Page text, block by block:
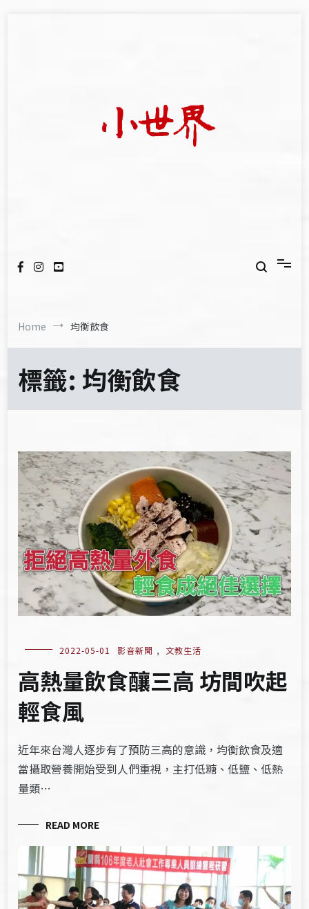
Home 均衡飲食
標籤:均衡飲食
2022-05-01 影音新聞 , 文教生活
高熱量飲食釀三高 坊間吹起
輕食風
近年來台灣人逐步有了預防三高的意識，均衡飲食及適
當攝取營養開始受到人們重視，主打低糖、低鹽、低熱
量類…
READ MORE